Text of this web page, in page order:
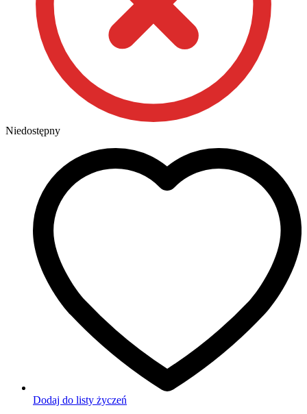
Niedostępny
Dodaj do listy życzeń